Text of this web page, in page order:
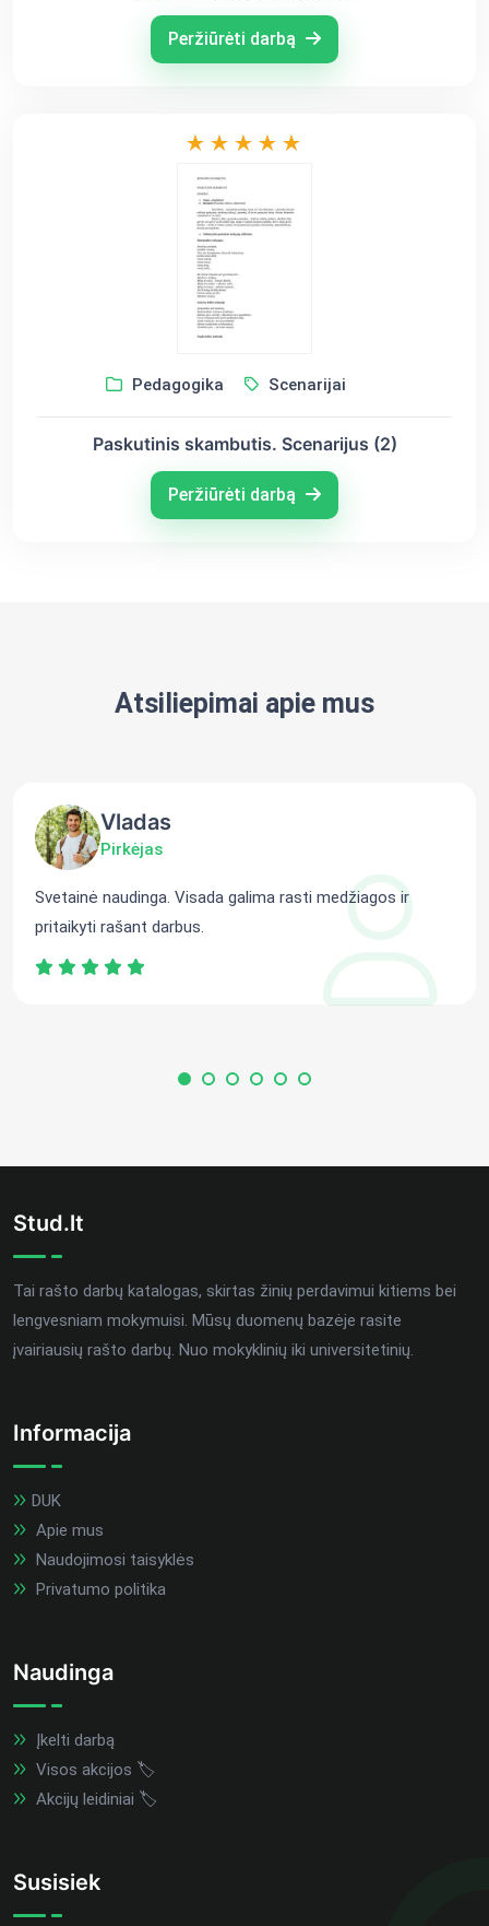
Peržiūrėti darbą
Pedagogika Scenarijai
Paskutinis skambutis. Scenarijus (2)
Peržiūrėti darbą
Atsiliepimai apie mus
Vladas
Pirkėjas
Svetainė naudinga. Visada galima rasti medžiagos ir
pritaikyti rašant darbus.
Stud.lt
Tai rašto darbų katalogas, skirtas žinių perdavimui kitiems bei
lengvesniam mokymuisi. Mūsų duomenų bazėje rasite
įvairiausių rašto darbų. Nuo mokyklinių iki universitetinių.
Informacija
DUK
Apie mus
Naudojimosi taisyklės
Privatumo politika
Naudinga
Įkelti darbą
Visos akcijos 🏷️
Akcijų leidiniai 🏷️
Susisiek